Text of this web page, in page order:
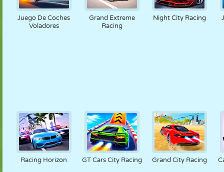
Juego De Coches
Voladores
Grand Extreme
Racing
Night City Racing
Racing Horizon GT Cars City Racing Grand City Racing